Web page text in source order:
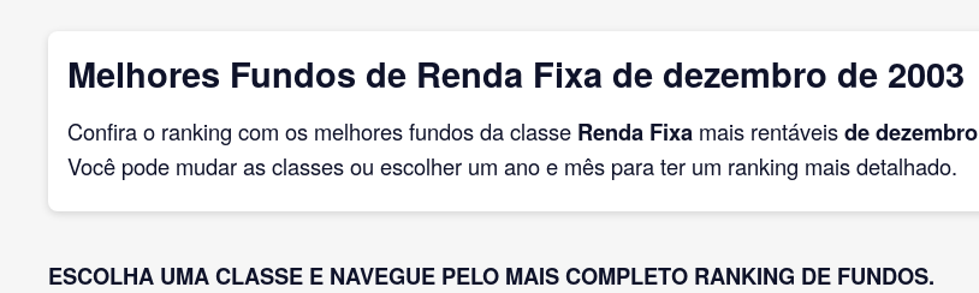
Melhores Fundos de Renda Fixa de dezembro de 2003
Confira o ranking com os melhores fundos da classe Renda Fixa mais rentáveisde dezembro
Você pode mudar as classes ou escolher um ano e mês para ter um ranking mais detalhado.
ESCOLHA UMA CLASSE E NAVEGUE PELO MAIS COMPLETO RANKING DE FUNDOS.